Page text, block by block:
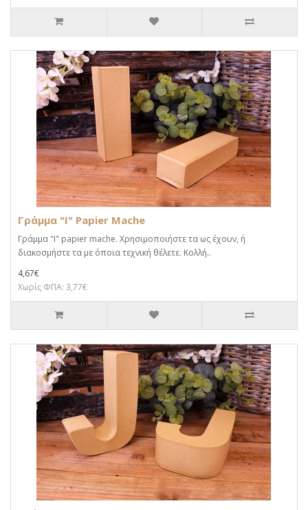
Γράμμα "I" Papier Mache
Γράμμα "I" papier mache. Xρησιμοποιήστε τα ως έχουν, ή
διακοσμήστε τα με όποια τεχνική θέλετε. Κολλή..
4,67€
Χωρίς ΦΠΑ: 3,77€